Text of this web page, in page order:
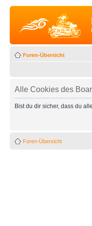
Foren-Übersicht
Alle Cookies des
Bist du dir sicher, dass du
Foren-Übersicht